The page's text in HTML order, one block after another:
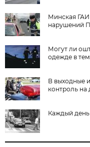
Минская ГАИ
нарушений
Могут ли
одежде в
В выходные
контроль на
Каждый